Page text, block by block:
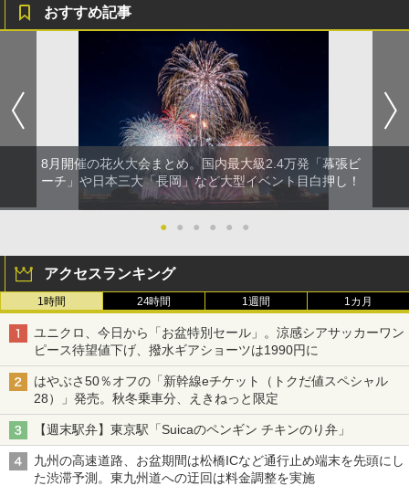
おすすめ記事
8月開催の花火大会まとめ。国内最大級2.4万発「幕張ビ
ーチ」や日本三大「長岡」など大型イベント目白押し！
● ● ● ● ● ●
アクセスランキング
1時間 24時間 1週間 1カ月
ユニクロ、今日から「お盆特別セール」。涼感シアサッカーワン
ピース待望値下げ、撥水ギアショーツは1990円に
はやぶさ50％オフの「新幹線eチケット（トクだ値スペシャル
28）」発売。秋冬乗車分、えきねっと限定
【週末駅弁】東京駅「Suicaのペンギン チキンのり弁」
九州の高速道路、お盆期間は松橋ICなど通行止め端末を先頭にし
た渋滞予測。東九州道への迂回は料金調整を実施